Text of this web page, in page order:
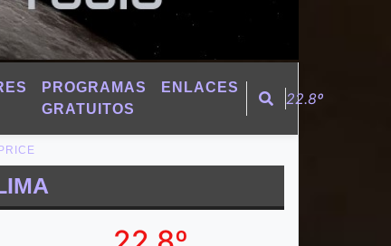
PROGRAMAS
GRATUITOS
ENLACES
22.8º